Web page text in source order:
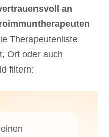
an
Therapeutenliste
Ort oder auch
filtern: